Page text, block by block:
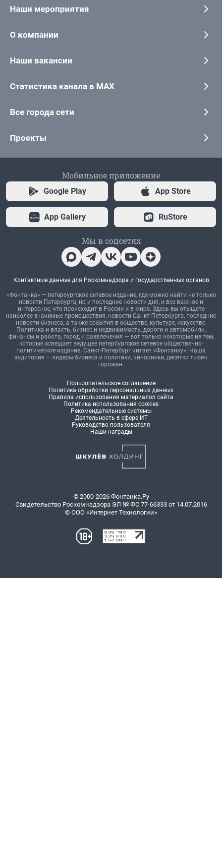
Наши мероприятия
О компании
Наши вакансии
Статистика канала в MAX
Все города сети
Проекты
Мобильное приложение
Google Play App Store
App Gallery RuStore
Мы в соцсетях
Контактные данные для Роскомнадзора и государственных органов
«Фонтанка» — петербургское сетевое издание, где можно найти не только
новости Петербурга, но и последние новости дня, и все важное и
интересное, что происходит в России и в мире. Здесь вы отыщете
наиболее значимые происшествия, новости Санкт-Петербурга, последние
новости бизнеса, а также события в обществе, культуре, искусстве.
Политика и власть, бизнес и недвижимость, дороги и автомобили,
финансы и работа, город и развлечения — вот только некоторые из тем,
которые освещает ведущее петербургское сетевое общественно-
политическое издание. Санкт-Петербург читает «Фонтанку»! Наша
аудитория — лидеры бизнеса и политики, чиновники, десятки тысяч
горожан.
Пользовательское соглашение
Политика обработки персональных данных
Правила использования материалов сайта
Политика использования cookies
Рекомендательные системы
Деятельность в сфере ИТ
Руководство пользователя
Наши награды
© 2000-2026 Фонтанка.Ру
Свидетельство Роскомнадзора ЭЛ № ФС 77-66333 от 14.07.2016
© ООО «Интернет Технологии»